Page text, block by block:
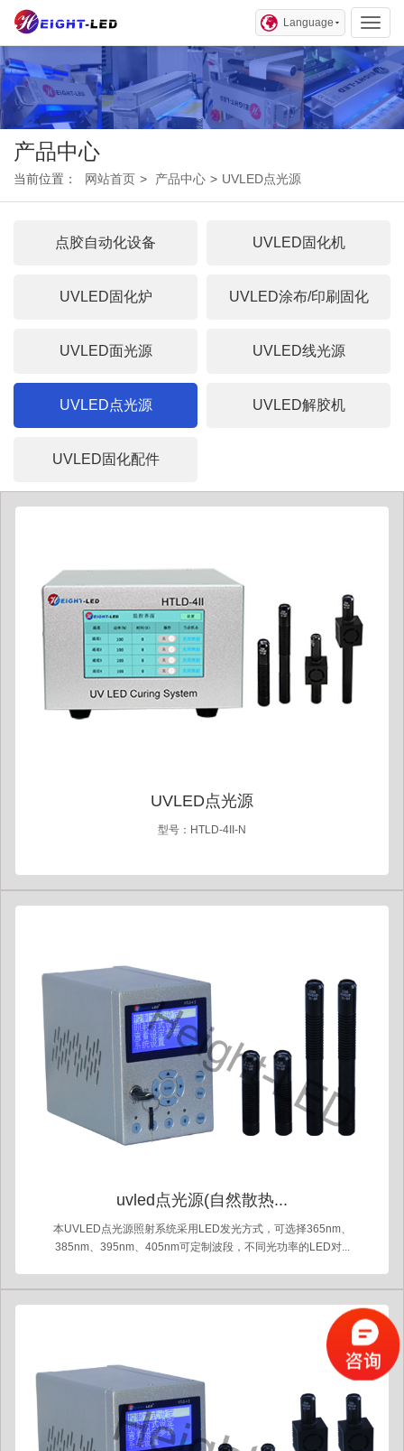
Language
产品中心
当前位置： 网站首页 > 产品中心 > UVLED点光源
点胶自动化设备 UVLED固化机
UVLED固化炉 UVLED涂布/印刷固化
UVLED面光源 UVLED线光源
UVLED点光源 UVLED解胶机
UVLED固化配件
UVLED点光源
型号：HTLD-4II-N
uvled点光源(自然散热...
本UVLED点光源照射系统采用LED发光方式，可选择365nm、
385nm、395nm、405nm可定制波段，不同光功率的LED对...